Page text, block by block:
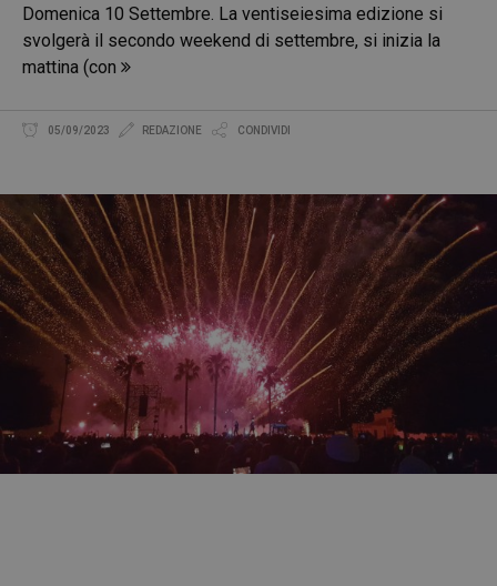
Domenica 10 Settembre. La ventiseiesima edizione si
svolgerà il secondo weekend di settembre, si inizia la
mattina (con
05/09/2023 REDAZIONE CONDIVIDI